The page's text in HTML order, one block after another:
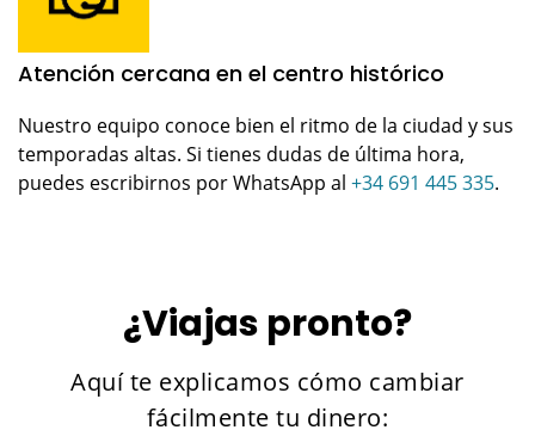
Atención cercana en el centro histórico
Nuestro equipo conoce bien el ritmo de la ciudad y sus
temporadas altas. Si tienes dudas de última hora,
puedes escribirnos por WhatsApp al +34 691 445 335.
¿Viajas pronto?
Aquí te explicamos cómo cambiar
fácilmente tu dinero: